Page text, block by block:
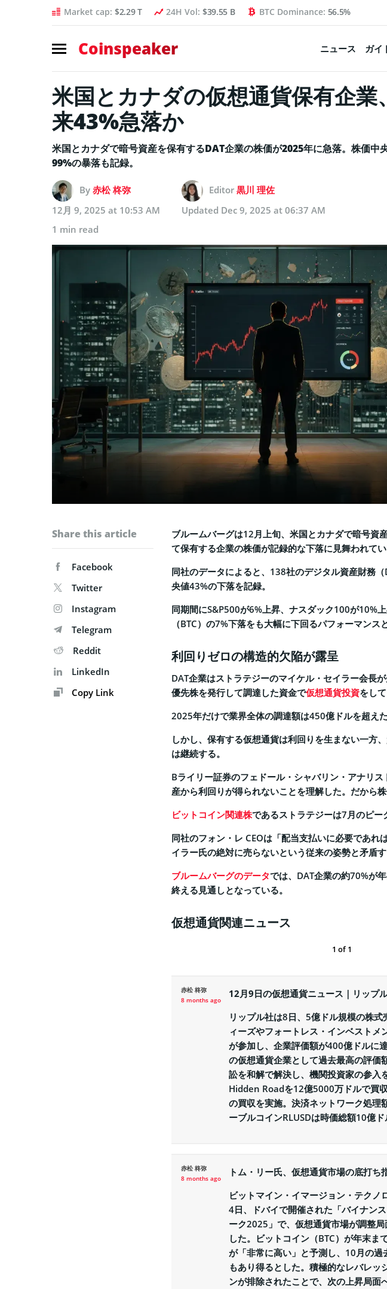
Market cap: $2.29 T 24H Vol: $39.55 B BTC Dominance: 56.5%
Coinspeaker ニュース ガイ
米国とカナダの仮想通貨保有企業
来43%急落か
米国とカナダで暗号資産を保有するDAT企業の株価が2025年に急落。株価中
99%の暴落も記録。
By 赤松 柊弥 Editor 黒川 理佐
12月 9, 2025 at 10:53 AM
Updated Dec 9, 2025 at 06:37 AM
1 min read
Share this article
Facebook
Twitter
Instagram
Telegram
Reddit
LinkedIn
Copy Link
ブルームバーグは12月上旬、米国とカナダで暗号資
て保有する企業の株価が記録的な下落に見舞われてい
同社のデータによると、138社のデジタル資産財務
央値43%の下落を記録。
同期間にS&P500が6%上昇、ナスダック100が10%
（BTC）の7%下落をも大幅に下回るパフォーマンス
利回りゼロの構造的欠陥が露呈
DAT企業はストラテジーのマイケル・セイラー会長
優先株を発行して調達した資金で仮想通貨投資をして
2025年だけで業界全体の調達額は450億ドルを超えた
しかし、保有する仮想通貨は利回りを生まない一方
は継続する。
Bライリー証券のフェドール・シャバリン・アナリ
産から利回りが得られないことを理解した。だから株
ビットコイン関連株であるストラテジーは7月のピー
同社のフォン・レ CEOは「配当支払いに必要であれ
イラー氏の絶対に売らないという従来の姿勢と矛盾
ブルームバーグのデータでは、DAT企業の約70%が
終える見通しとなっている。
仮想通貨関連ニュース
1 of1
赤松 柊弥
8 months ago
12月9日の仮想通貨ニュース｜リップ
リップル社は8日、5億ドル規模の株
ィーズやフォートレス・インベストメ
が参加し、企業評価額が400億ドルに
の仮想通貨企業として過去最高の評価
訟を和解で解決し、機関投資家の参入
Hidden Roadを12億5000万ドルで買
の買収を実施。決済ネットワーク処理
ーブルコインRLUSDは時価総額10億ド
赤松 柊弥
8 months ago
トム・リー氏、仮想通貨市場の底打ち
ビットマイン・イマージョン・テクノ
4日、ドバイで開催された「バイナン
ーク2025」で、仮想通貨市場が調整
した。ビットコイン（BTC）が年末ま
が「非常に高い」と予測し、10月の
もあり得るとした。積極的なレバレッ
ンが排除されたことで、次の上昇局面